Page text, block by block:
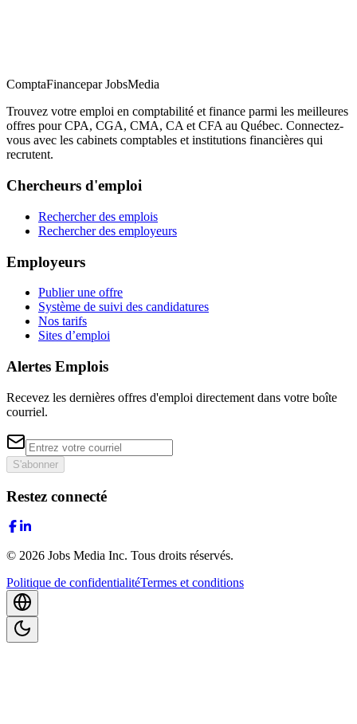
ComptaFinancepar JobsMedia
Trouvez votre emploi en comptabilité et finance parmi les meilleures
offres pour CPA, CGA, CMA, CA et CFA au Québec. Connectez-
vous avec les cabinets comptables et institutions financières qui
recrutent.
Chercheurs d'emploi
Rechercher des emplois
Rechercher des employeurs
Employeurs
Publier une offre
Système de suivi des candidatures
Nos tarifs
Sites d’emploi
Alertes Emplois
Recevez les dernières offres d'emploi directement dans votre boîte
courriel.
S'abonner
Restez connecté
© 2026 Jobs Media Inc. Tous droits réservés.
Politique de confidentialitéTermes et conditions